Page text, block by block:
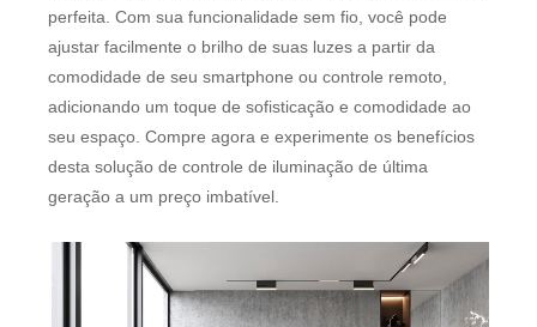
perfeita. Com sua funcionalidade sem fio, você pode
ajustar facilmente o brilho de suas luzes a partir da
comodidade de seu smartphone ou controle remoto,
adicionando um toque de sofisticação e comodidade ao
seu espaço. Compre agora e experimente os benefícios
desta solução de controle de iluminação de última
geração a um preço imbatível.